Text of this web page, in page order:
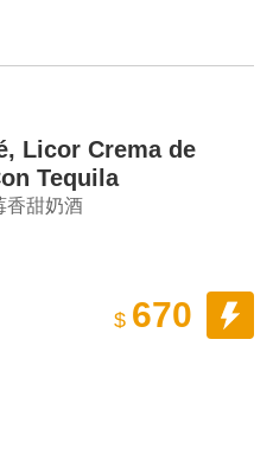
Licor Crema de
Tequila
香甜奶酒
$ 670